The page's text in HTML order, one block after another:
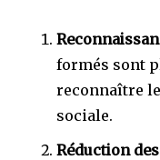
formés sont
reconnaître
sociale.
Réduction